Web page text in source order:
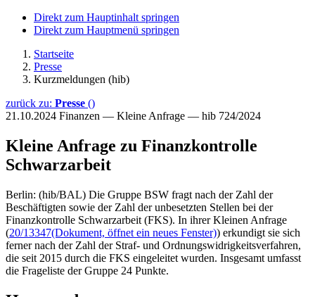
Direkt zum Hauptinhalt springen
Direkt zum Hauptmenü springen
Startseite
Presse
Kurzmeldungen (hib)
zurück zu: Presse ()
21.10.2024 Finanzen — Kleine Anfrage — hib 724/2024
Kleine Anfrage zu Finanzkontrolle
Schwarzarbeit
Berlin: (hib/BAL) Die Gruppe BSW fragt nach der Zahl der
Beschäftigten sowie der Zahl der unbesetzten Stellen bei der
Finanzkontrolle Schwarzarbeit (FKS). In ihrer Kleinen Anfrage
(20/13347(Dokument, öffnet ein neues Fenster)) erkundigt sie sich
ferner nach der Zahl der Straf- und Ordnungswidrigkeitsverfahren,
die seit 2015 durch die FKS eingeleitet wurden. Insgesamt umfasst
die Frageliste der Gruppe 24 Punkte.